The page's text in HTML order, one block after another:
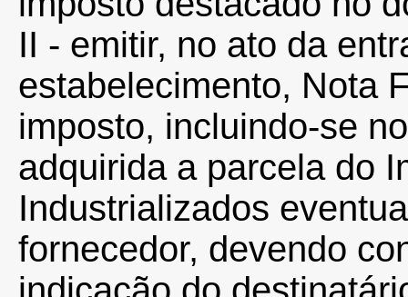
II - emitir, no ato da
estabelecimento, Nota
imposto, incluindo-se
adquirida a parcela do
Industrializados
fornecedor, devendo